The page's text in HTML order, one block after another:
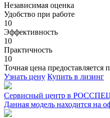
Независимая оценка
Удобство при работе
10
Эффективность
10
Практичность
10
Точная цена предоставляется
Узнать цену Купить в лизинг
Сервисный центр в
Данная модель находится на